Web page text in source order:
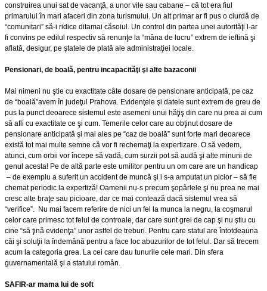
construirea unui sat de vacanţă, a unor vile sau cabane – că tot era fiul
primarului în mari afaceri din zona turismului. Un alt primar ar fi pus o ciurdă de
“comunitari” să-i ridice ditamai căsoiul. Un control din partea unei autorităţi l-ar
fi convins pe edilul respectiv să renunţe la “mâna de lucru” extrem de ieftină şi
aflată, desigur, pe ştatele de plată ale administraţiei locale.
Pensionari, de boală, pentru incapacităţi şi alte bazaconii
Mai nimeni nu ştie cu exactitate câte dosare de pensionare anticipată, pe caz
de “boală”avem în judeţul Prahova. Evidenţele şi datele sunt extrem de greu de
pus la punct deoarece sistemul este asemeni unui hăţiş din care nu prea ai cum
să afli cu exactitate ce şi cum. Temerile celor care au obţinut dosare de
pensionare anticipată şi mai ales pe “caz de boală” sunt forte mari deoarece
există tot mai multe semne că vor fi rechemaţi la expertizare. O să vedem,
atunci, cum orbii vor începe să vadă, cum surzii pot să audă şi alte minuni de
genul acesta! Pe de altă parte este umilitor pentru un om care are un handicap
– de exemplu a suferit un accident de muncă şi i s-a amputat un picior – să fie
chemat periodic la expertiză! Oamenii nu-s precum şopârlele şi nu prea ne mai
cresc alte braţe sau picioare, dar ce mai contează dacă sistemul vrea să
“verifice”. Nu mai facem referire de nici un fel la munca la negru, la coşmarul
celor care primesc tot felul de controale, dar care sunt grei de cap şi nu ştiu cu
cine “să ţină evidenţa” unor astfel de treburi. Pentru care statul are întotdeauna
căi şi soluţii la îndemână pentru a face loc abuzurilor de tot felul. Dar să trecem
acum la categoria grea. La cei care dau tunurile cele mari. Din sfera
guvernamentală şi a statului român.
SAFIR-ar mama lui de soft